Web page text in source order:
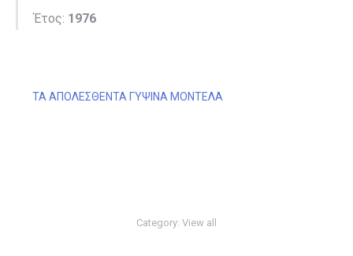
Έτος: 1976
ΤΑ ΑΠΟΛΕΣΘΕΝΤΑ ΓΥΨΙΝΑ ΜΟΝΤΕΛΑ
Category: View all